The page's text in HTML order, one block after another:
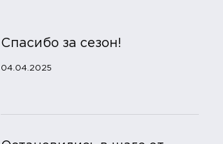
Спасибо за сезон!
04.04.2025